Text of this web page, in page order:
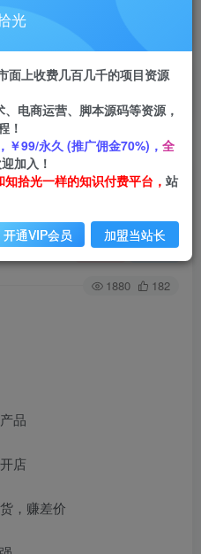
跑营：从0-1从开店到
8月-36节课）
关注 私信
1880 182
品
店
，赚差价
光
面上收费几百几千的项目资源
电商运营、脚本源码等资源，
！
￥99/永久 (推广佣金70%)， 全
加入！
拾光一样的知识付费平台， 站
开通VIP会员 加盟当站长